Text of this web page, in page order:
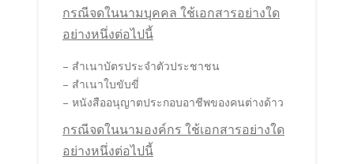
กรณีจดในนามบุคคล ใช้เอกสารอย่างใด
อย่างหนึ่งต่อไปนี้
– สำเนาบัตรประจำตัวประชาชน
– สำเนาใบขับขี่
– หนังสืออนุญาตประกอบอาชีพของคนต่างด้าว
กรณีจดในนามองค์กร ใช้เอกสารอย่างใด
อย่างหนึ่งต่อไปนี้